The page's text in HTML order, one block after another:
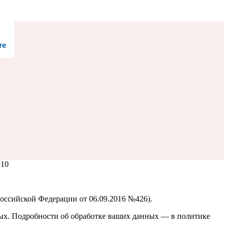
Федерации от 06.09.2016 №426).
Подробности об обработке ваших данных — в политике